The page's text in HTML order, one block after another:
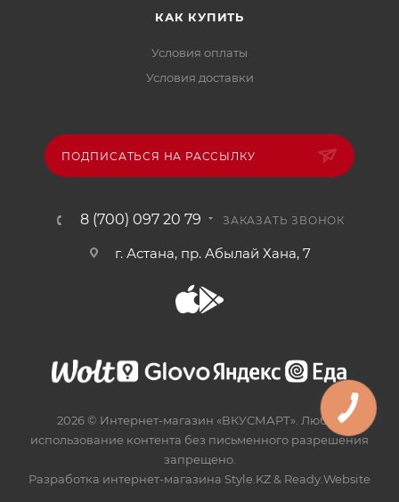
КАК КУПИТЬ
Условия оплаты
Условия доставки
ПОДПИСАТЬСЯ НА РАССЫЛКУ
8 (700) 097 20 79 ЗАКАЗАТЬ ЗВОНОК
г. Астана, пр. Абылай Хана, 7
2026 © Интернет-магазин «ВКУСМАРТ». Любое
использование контента без письменного разрешения
запрещено.
Разработка интернет-магазина Style.KZ& Ready.Website